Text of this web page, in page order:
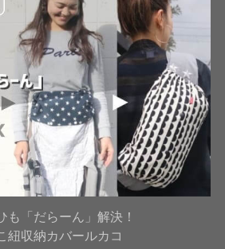
も「だらーん」解決！
紐収納カバールカコ